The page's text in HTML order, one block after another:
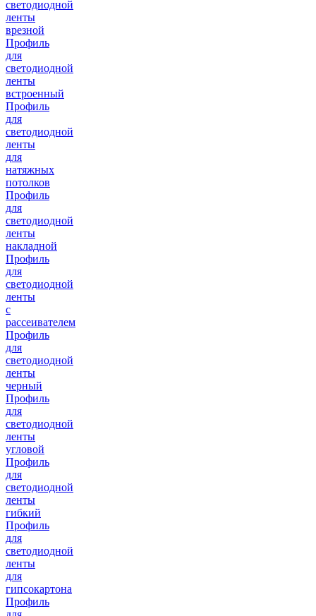
светодиодной
ленты
врезной
Профиль
для
светодиодной
ленты
встроенный
Профиль
для
светодиодной
ленты
для
натяжных
потолков
Профиль
для
светодиодной
ленты
накладной
Профиль
для
светодиодной
ленты
с
рассеивателем
Профиль
для
светодиодной
ленты
черный
Профиль
для
светодиодной
ленты
угловой
Профиль
для
светодиодной
ленты
гибкий
Профиль
для
светодиодной
ленты
для
гипсокартона
Профиль